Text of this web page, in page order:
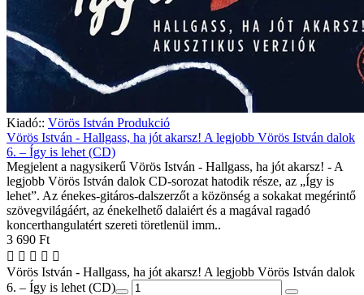
Kiadó:: Vörös István Produkció
Vörös István - Hallgass, ha jót akarsz! A legjobb Vörös István dalok
6. – Így is lehet (CD)
Megjelent a nagysikerű Vörös István - Hallgass, ha jót akarsz! - A
legjobb Vörös István dalok CD-sorozat hatodik része, az „Így is
lehet”. Az énekes-gitáros-dalszerzőt a közönség a sokakat megérintő
szövegvilágáért, az énekelhető dalaiért és a magával ragadó
koncerthangulatért szereti töretlenül imm..
3 690 Ft
Vörös István - Hallgass, ha jót akarsz! A legjobb Vörös István dalok
6. – Így is lehet (CD)